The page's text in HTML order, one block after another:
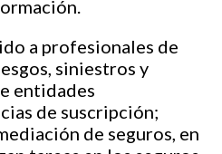
a profesionales de
siniestros y
entidades
de suscripción;
de seguros, en